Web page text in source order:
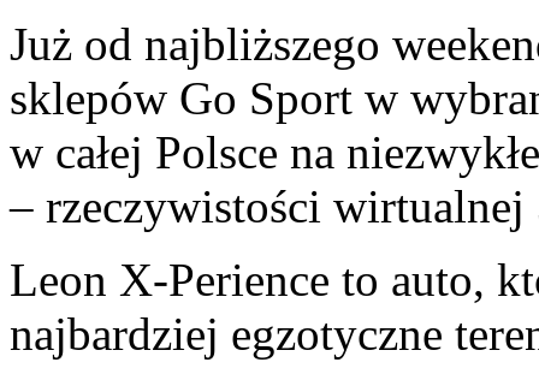
Już od najbliższego
sklepów Go Sport w
w całej Polsce na
– rzeczywistości wirtualnej
Leon X-Perience to auto,
najbardziej egzotyczne